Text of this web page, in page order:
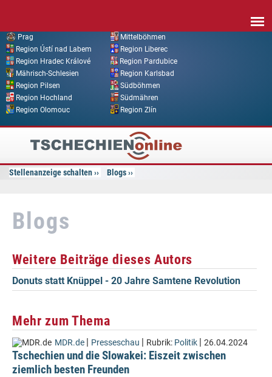
Prag
Mittelböhmen
Region Ústí nad Labem
Region Liberec
Region Hradec Králové
Region Pardubice
Mährisch-Schlesien
Region Karlsbad
Region Pilsen
Südböhmen
Region Hochland
Südmähren
Region Olomouc
Region Zlín
Tschechien
Online
Stellenanzeige schalten Blogs
Blogs
Weitere Beiträge dieses Autors
Donuts statt Knüppel - 20 Jahre Samtene Revolution
Mehr zum Thema
MDR.de | Presseschau | Rubrik: Politik | 26.04.2024
Tschechien und die Slowakei: Eiszeit zwischen
ziemlich besten Freunden